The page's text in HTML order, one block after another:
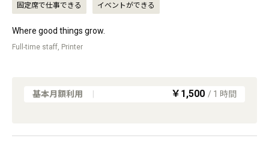
固定席で仕事できる イベントができる
Where good things grow.
Full-time staff, Printer
基本月額利用 ￥1,500 / 1 時間